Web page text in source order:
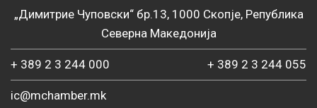
„Димитрие Чуповски“ бр.13, 1000 Скопје, Република
Северна Македонија
+ 389 2 3 244 000 + 389 2 3 244 055
ic@mchamber.mk